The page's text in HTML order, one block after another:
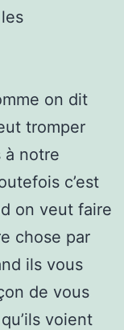
on dit
tromper
à notre
c’est
on veut faire
chose par
ils vous
de vous
voient